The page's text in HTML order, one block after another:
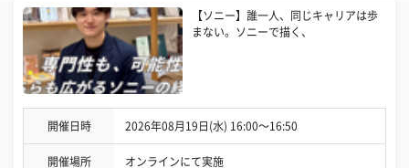
【ソニー】誰一人、同じキャリアは歩
まない。ソニーで描く、
開催日時 2026年08月19日(水) 16:00〜16:50
開催場所 オンラインにて実施